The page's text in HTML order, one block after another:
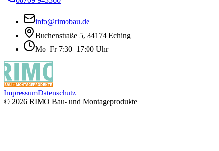
info@rimobau.de
Buchenstraße 5, 84174 Eching
Mo–Fr 7:30–17:00 Uhr
ImpressumDatenschutz
© 2026 RIMO Bau- und Montageprodukte